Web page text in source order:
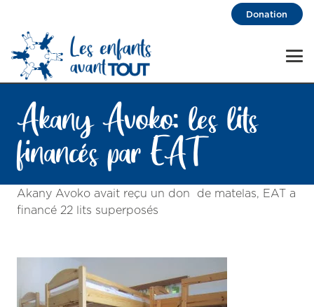
Donation
Akany Avoko: les lits
financés par EAT
Akany Avoko avait reçu un don de matelas, EAT a
financé 22 lits superposés